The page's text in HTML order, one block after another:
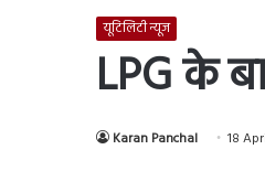
यूटिलिटी न्यूज
LPG के
Karan Panchal 18